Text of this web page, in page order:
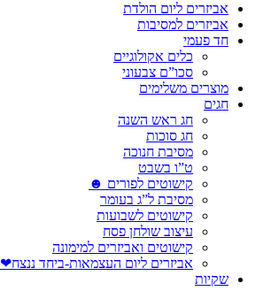
אביזרים ליום הולדת
אביזרים למסיבות
חד פעמי
כלים אקולוגיים
סכו”ם צבעוני
מוצרים משלימים
חגים
חג ראש השנה
חג סוכות
מסיבת חנוכה
ט”ו בשבט
קישוטים לפורים ☻
מסיבת ל”ג בעומר
קישוטים לשבועות
עיצוב שולחן פסח
קישוטים ואביזרים למימונה
אביזרים ליום העצמאות-ביחד ננצח❤
שקיות